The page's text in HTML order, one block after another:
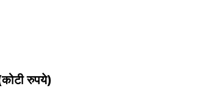
रुपये)